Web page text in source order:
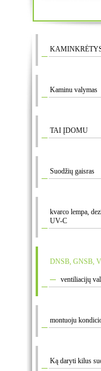
Kaminu valymas
TAI ĮDOMU
Suodžių gaisras
kvarco lempa,
UV-C
DNSB, GNSB,
ventiliacijų
montuoju
Ką daryti kilus